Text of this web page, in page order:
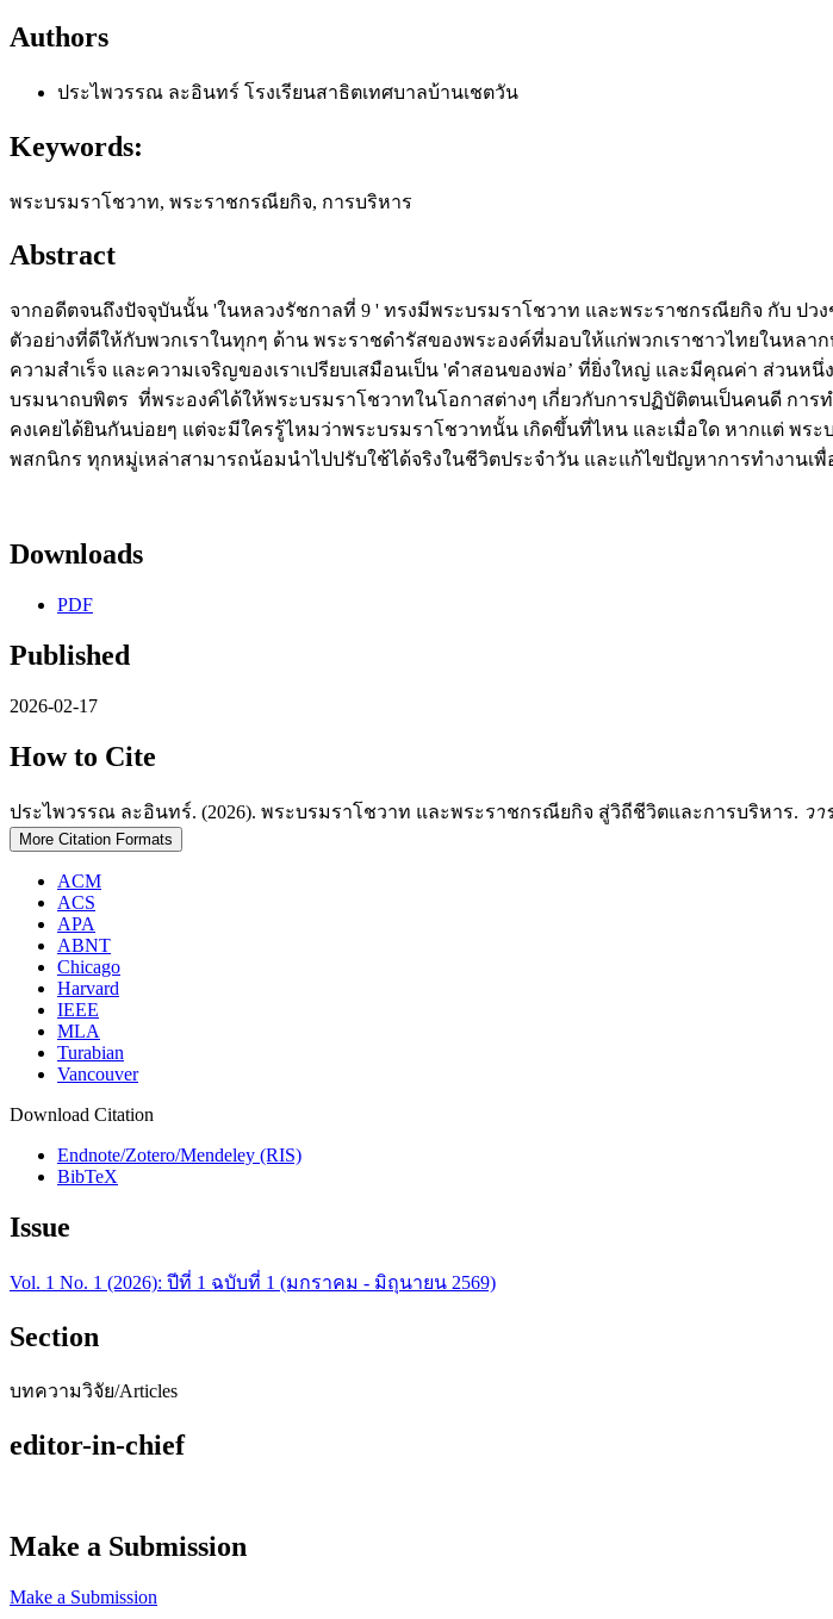
Authors
ประไพวรรณ ละอินทร์ โรงเรียนสาธิตเทศบาลบ้านเชตวัน
Keywords:
พระบรมราโชวาท, พระราชกรณียกิจ, การบริหาร
Abstract
จากอดีตจนถึงปัจจุบันนั้น 'ในหลวงรัชกาลที่ 9 ' ทรงมีพระบรมราโชวาท และพระราชกรณียกิจ กับ ป
ตัวอย่างที่ดีให้กับพวกเราในทุกๆ ด้าน พระราชดำรัสของพระองค์ที่มอบให้แก่พวกเราชาวไทยในห
ความสำเร็จ และความเจริญของเราเปรียบเสมือนเป็น 'คำสอนของพ่อ’ ที่ยิ่งใหญ่ และมีคุณค่า ส่วน
บรมนาถบพิตร ที่พระองค์ได้ให้พระบรมราโชวาทในโอกาสต่างๆ เกี่ยวกับการปฏิบัติตนเป็นคนดี กา
คงเคยได้ยินกันบ่อยๆ แต่จะมีใครรู้ไหมว่าพระบรมราโชวาทนั้น เกิดขึ้นที่ไหน และเมื่อใด หากแต่ พร
พสกนิกร ทุกหมู่เหล่าสามารถน้อมนำไปปรับใช้ได้จริงในชีวิตประจำวัน และแก้ไขปัญหาการทำงานเ
Downloads
PDF
Published
2026-02-17
How to Cite
ประไพวรรณ ละอินทร์. (2026). พระบรมราโชวาท และพระราชกรณียกิจ สู่วิถีชีวิตและการบริหาร. วา
More Citation Formats
ACM
ACS
APA
ABNT
Chicago
Harvard
IEEE
MLA
Turabian
Vancouver
Download Citation
Endnote/Zotero/Mendeley (RIS)
BibTeX
Issue
Vol. 1 No. 1 (2026): ปีที่ 1 ฉบับที่ 1 (มกราคม - มิถุนายน 2569)
Section
บทความวิจัย/Articles
editor-in-chief
Make a Submission
Make a Submission